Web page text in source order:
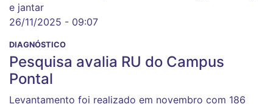
e jantar
26/11/2025 - 09:07
DIAGNÓSTICO
Pesquisa avalia RU do Campus
Pontal
Levantamento foi realizado em novembro com 186